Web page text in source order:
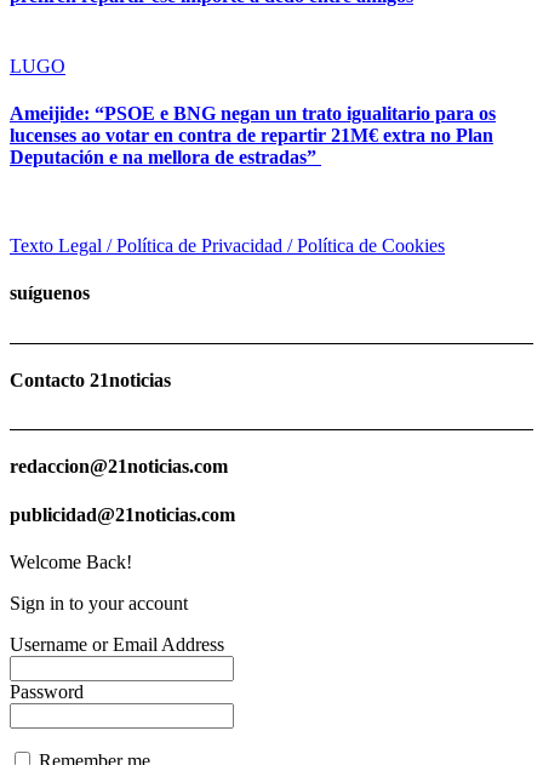
LUGO
Ameijide: “PSOE e BNG negan un trato igualitario para os
lucenses ao votar en contra de repartir 21M€ extra no Plan
Deputación e na mellora de estradas”
Texto Legal / Política de Privacidad / Política de Cookies
suíguenos
Contacto 21noticias
redaccion@21noticias.com
publicidad@21noticias.com
Welcome Back!
Sign in to your account
Username or Email Address
Password
Remember me